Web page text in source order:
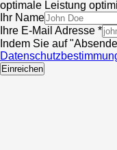
optimale Leistung
Ihr Name
Ihre E-Mail Adresse *
Indem Sie auf